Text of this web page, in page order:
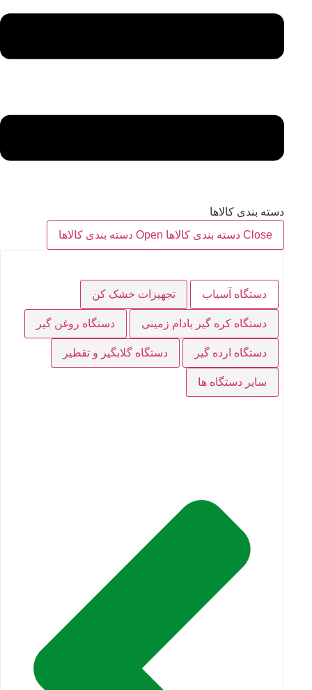
دسته بندی کالاها
Close دسته بندی کالاها
Open دسته بندی کالاها
دستگاه آسیاب تجهیزات خشک کن
دستگاه کره گیر بادام زمینی دستگاه روغن گیر
دستگاه ارده گیر دستگاه گلابگیر و تقطیر
سایر دستگاه ها